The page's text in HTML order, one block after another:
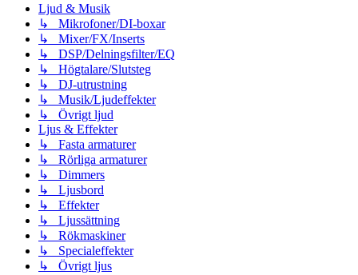
Ljud & Musik
↳ Mikrofoner/DI-boxar
↳ Mixer/FX/Inserts
↳ DSP/Delningsfilter/EQ
↳ Högtalare/Slutsteg
↳ DJ-utrustning
↳ Musik/Ljudeffekter
↳ Övrigt ljud
Ljus & Effekter
↳ Fasta armaturer
↳ Rörliga armaturer
↳ Dimmers
↳ Ljusbord
↳ Effekter
↳ Ljussättning
↳ Rökmaskiner
↳ Specialeffekter
↳ Övrigt ljus